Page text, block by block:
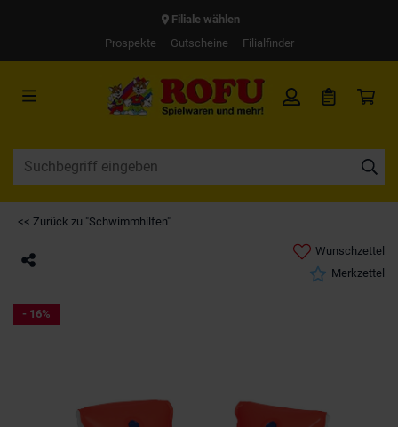
Filiale wählen
Prospekte
Gutscheine Filialfinder
<< Zurück zu "Schwimmhilfen"
Wunschzettel
Merkzettel
- 16%